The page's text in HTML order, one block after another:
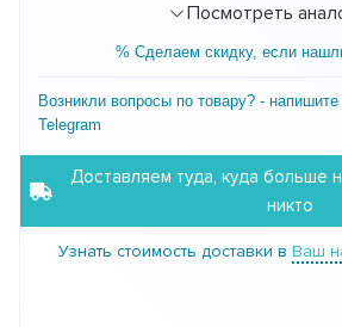
Посмотреть
% Сделаем скидку, если
Возникли вопросы по товару? -
Telegram
Доставляем туда, куда больше
никто
Узнать стоимость доставки в Ваш